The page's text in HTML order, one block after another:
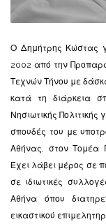
Ο Δημήτρης Κώστας
2002 από την
Τεχνών Τήνου με
κατά τη διάρκεια
Νησιωτικής Πολιτικής
σπουδές του με
Αθήνας, στον Τομέα
Έχει λάβει μέρος σε
σε ιδιωτικές
Αθήνα όπου
εικαστικού